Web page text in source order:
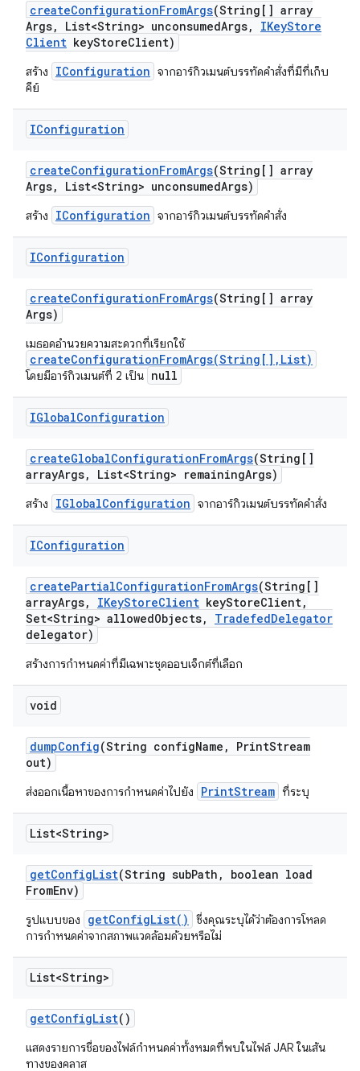
createConfigurationFromArgs(String[] array
Args, List<String> unconsumedArgs, IKeyStore
Client keyStoreClient)
สร้าง IConfiguration จากอาร์กิวเมนต์บรรทัดคำสั่งที่มีที่เก็บ
คีย์
IConfiguration
createConfigurationFromArgs(String[] array
Args, List<String> unconsumedArgs)
สร้าง IConfiguration จากอาร์กิวเมนต์บรรทัดคำสั่ง
IConfiguration
createConfigurationFromArgs(String[] array
Args)
เมธอดอำนวยความสะดวกที่เรียกใช้
createConfigurationFromArgs(String[],List)
โดยมีอาร์กิวเมนต์ที่ 2 เป็น null
IGlobalConfiguration
createGlobalConfigurationFromArgs(String[]
arrayArgs, List<String> remainingArgs)
สร้าง IGlobalConfiguration จากอาร์กิวเมนต์บรรทัดคำสั่ง
IConfiguration
createPartialConfigurationFromArgs(String[]
arrayArgs, IKeyStoreClient keyStoreClient,
Set<String> allowedObjects, TradefedDelegator
delegator)
สร้างการกำหนดค่าที่มีเฉพาะชุดออบเจ็กต์ที่เลือก
void
dumpConfig(String configName , PrintStream
out)
ส่งออกเนื้อหาของการกำหนดค่าไปยัง PrintStream ที่ระบุ
List<String>
getConfigList(String subPath ,
boolean load
FromEnv)
รูปแบบของ getConfigList()
ซึ่งคุณระบุได้ว่าต้องการโหลด
การกำหนดค่าจากสภาพแวดล้อมด้วยหรือไม่
List<String>
getConfigList()
แสดงรายการชื่อของไฟล์กำหนดค่าทั้งหมดที่พบในไฟล์ JAR ในเส้น
ทางของคลาส